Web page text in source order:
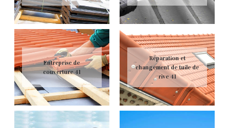
Entreprise de
couverture 41
Réparation et
changement de tuile de
rive 41